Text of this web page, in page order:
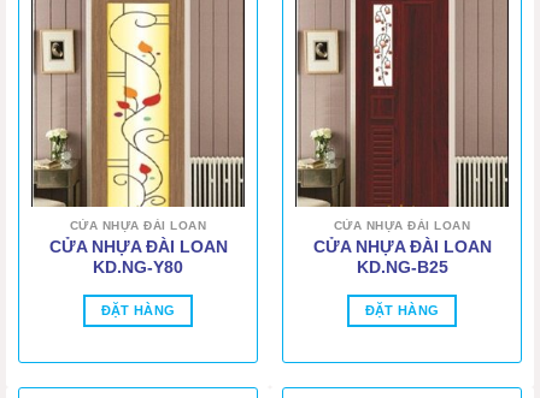
CỬA NHỰA ĐÀI LOAN
CỬA NHỰA ĐÀI LOAN
KD.NG-Y80
ĐẶT HÀNG
CỬA NHỰA ĐÀI LOAN
CỬA NHỰA ĐÀI LOAN
KD.NG-B25
ĐẶT HÀNG